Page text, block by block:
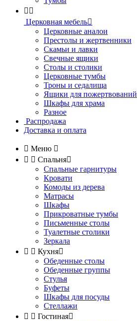
 
Церковная мебель
Церковные аналои
Престолы и жертвенники
Скамьи и лавки
Свечные ящики
Столы и столики
Церковные тумбы
Троны и седалища
Ящики для пожертвований
Шкафы для храма
Разное
Распродажа
Доставка и оплата
 Меню 
  Спальня
Спальные гарнитуры
Кровати
Комоды из дерева
Матрасы
Шкафы
Прикроватные тумбы
Письменные столы
Туалетные столики
Зеркала
  Кухня
Обеденные столы
Обеденные группы
Стулья
Буфеты
Шкафы для посуды
Стеллажи
  Гостиная